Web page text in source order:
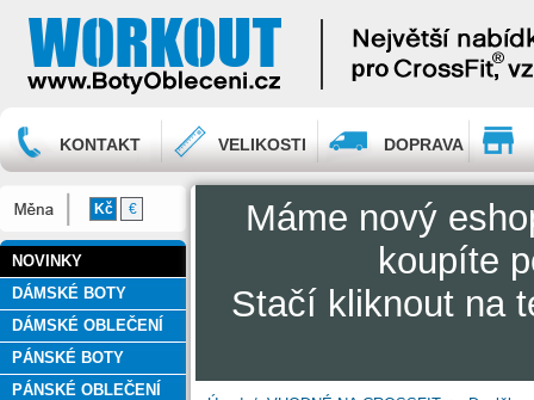
KONTAKT VELIKOSTI DOPRAVA
Kč €
NOVINKY
DÁMSKÉ BOTY
DÁMSKÉ OBLEČENÍ
PÁNSKÉ BOTY
PÁNSKÉ OBLEČENÍ
Máme nový
koupíte
Stačí kliknout na